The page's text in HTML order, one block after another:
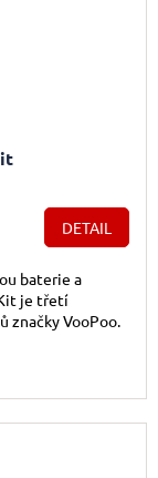
DETAIL
baterie a
je třetí
značky VooPoo.